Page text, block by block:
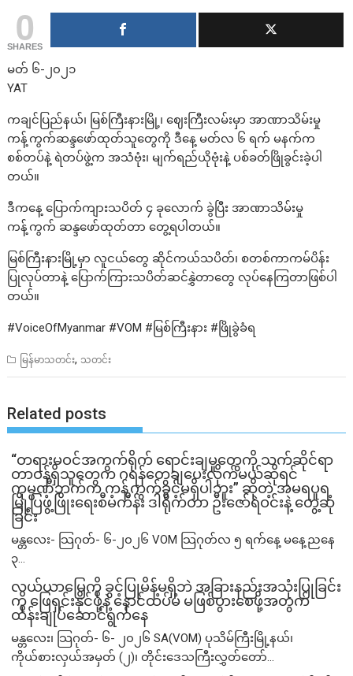
0
SHARES
မတ် ၆-၂၀၂၁
YAT
ကချင်ပြည်နယ်၊ မြစ်ကြီးနားမြို့၊ ဈေးကြီးလမ်းမှာ အာဏာသိမ်းမှု
ကန့်ကွက်ဆန္ဒဖော်ထုတ်သူတွေကို ဒီနေ့ မတ်လ ၆ ရက် မနက်က
စစ်တပ်နဲ့ ရဲတပ်ဖွဲ့က အသံဗုံး၊ မျက်ရည်ယိုဗုံးနဲ့ ပစ်ခတ်ဖြိုခွင်းခဲ့ပါ
တယ်။
ဒီကနေ့ ပြောက်ကျားသပိတ် ၄ ခုလောက် ခွဲပြီး အာဏာသိမ်းမှု
ကန့်ကွက် ဆန္ဒဖော်ထုတ်တာ တွေ့ရပါတယ်။
မြစ်ကြီးနားမြို့မှာ လူငယ်တွေ ဆိုင်ကယ်သပိတ်၊ စတစ်ကာကမ်ပိန်း
ပြုလုပ်တာနဲ့ ပြောက်ကြားသပိတ်ဆင်နွှဲတာတွေ လုပ်နေကြတာဖြစ်ပါ
တယ်။
#VoiceOfMyanmar #VOM #မြစ်ကြီးနား #ဖြိုခွဲခံရ
မြန်မာသတင်း, သတင်း
Related posts
“တရားမဝင်အကွက်ရိုက် ရောင်းချမှုတွေကို သက်ဆိုင်ရာ
တာဝန်ရှိသူတွေက ဂရန်တွေချပေးလိုက်မယ်ဆိုရင်
ကုမ္ပဏီဘက်က ကန့်ကွက်ခွင့်မရှိပါဘူး” ဆိုတဲ့ အမရပူရ
မြို့ပြဖွံ့ဖြိုးရေးစီမံကိန်း ဒါရိုက်တာ ဦးဇော်ရဲဝင်းနဲ့ တွေ့ဆုံ
ခြင်း
မန္တလေး- သြဂုတ်- ၆-၂၀၂၆ VOM သြဂုတ်လ ၅ ရက်နေ့ မနေ့ညနေ
၃...
လယ်ယာမြေကို ခွင့်ပြုမိန့်မရှိဘဲ အခြားနည်းအသုံးပြုခြင်း
ကို ဖြေရှင်းနိုင်ဖို့နဲ့ နောင်ထပ်မံ မဖြစ်ပွားစေဖို့အတွက်
ထိန်းချုပ်ဆောင်ရွက်နေ
မန္တလေး၊ သြဂုတ်- ၆- ၂၀၂၆ SA(VOM) ပုသိမ်ကြီးမြို့နယ်၊
ကိုယ်စားလှယ်အမှတ် (၂)၊ တိုင်းဒေသကြီးလွှတ်တော်...